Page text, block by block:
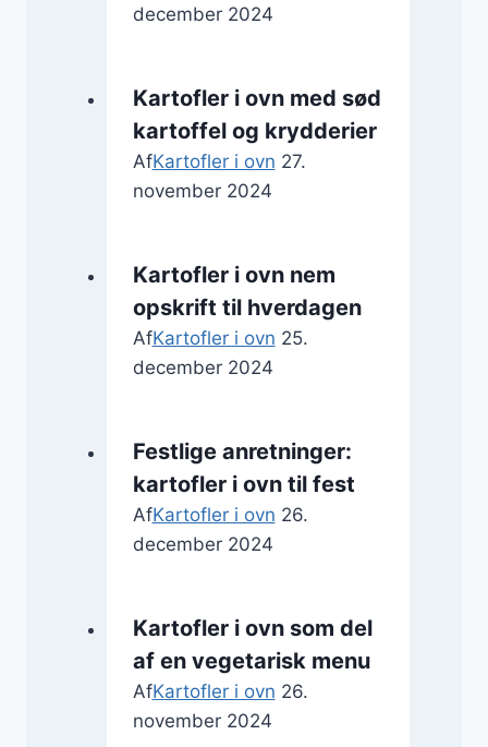
december 2024
Kartofler i ovn med sød
kartoffel og krydderier
AfKartofler i ovn 27.
november 2024
Kartofler i ovn nem
opskrift til hverdagen
AfKartofler i ovn 25.
december 2024
Festlige anretninger:
kartofler i ovn til fest
AfKartofler i ovn 26.
december 2024
Kartofler i ovn som del
af en vegetarisk menu
AfKartofler i ovn 26.
november 2024